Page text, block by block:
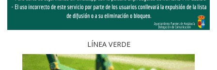
LÍNEA VERDE